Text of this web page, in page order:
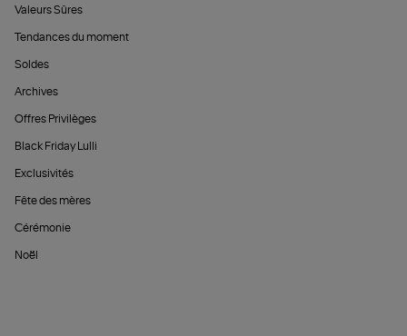
Valeurs Sûres
Tendances du moment
Soldes
Archives
Offres Privilèges
Black Friday Lulli
Exclusivités
Fête des mères
Cérémonie
Noël